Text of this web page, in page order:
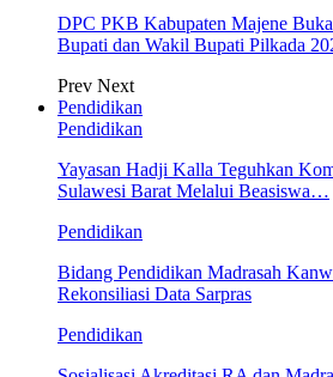
DPC PKB Kabupaten Majene
Bupati dan Wakil Bupati Pilkada
Prev Next
Pendidikan
Pendidikan
Yayasan Hadji Kalla Teguhkan
Sulawesi Barat Melalui Beasiswa…
Pendidikan
Bidang Pendidikan Madrasah
Rekonsiliasi Data Sarpras
Pendidikan